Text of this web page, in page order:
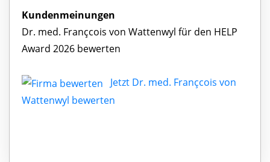
Kundenmeinungen
Dr. med. Françcois von Wattenwyl für den HELP
Award 2026 bewerten
Jetzt Dr. med. Françcois von
Wattenwyl bewerten